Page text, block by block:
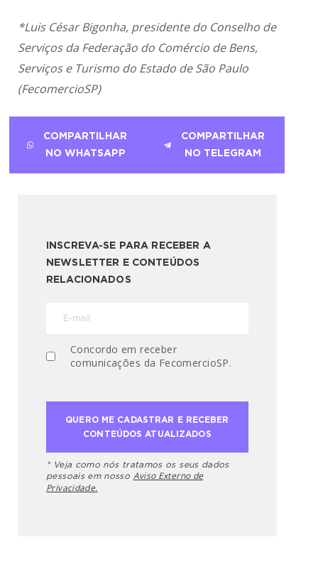
*Luis César Bigonha, presidente do Conselho de
Serviços da Federação do Comércio de Bens,
Serviços e Turismo do Estado de São Paulo
(FecomercioSP)
COMPARTILHAR
NO WHATSAPP
COMPARTILHAR
NO TELEGRAM
INSCREVA-SE PARA RECEBER A
NEWSLETTER E CONTEÚDOS
RELACIONADOS
Concordo em receber
comunicações da FecomercioSP.
* Veja como nós tratamos os seus dados
pessoais em nosso Aviso Externo de
Privacidade.